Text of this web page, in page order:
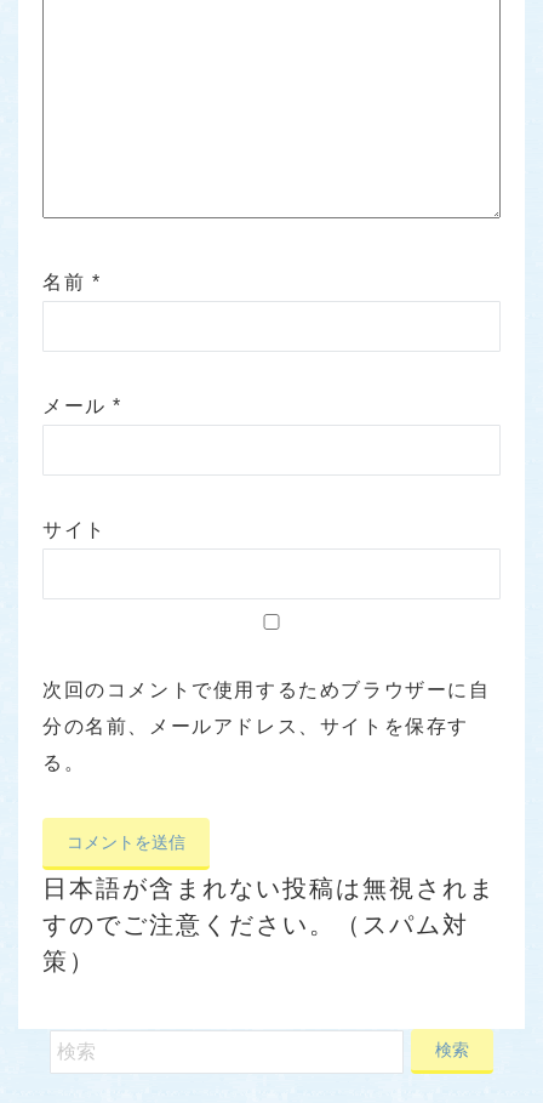
名前 *
メール*
サイト
次回のコメントで使用するためブラウザーに自
分の名前、メールアドレス、サイトを保存す
る。
日本語が含まれない投稿は無視されま
すのでご注意ください。（スパム対
策）